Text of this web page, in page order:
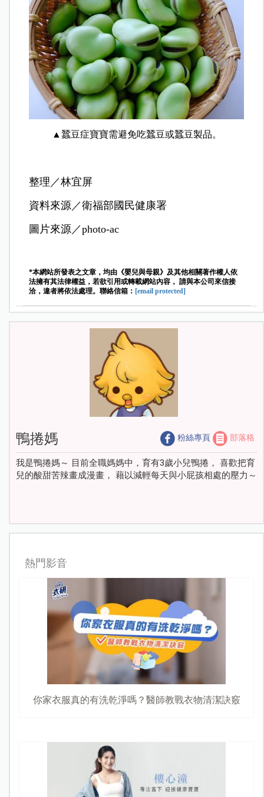
▲蠶豆症寶寶需避免吃蠶豆或蠶豆製品。
整理／林宜屏
資料來源／衛福部國民健康署
圖片來源／photo-ac
*本網站所發表之文章，均由《嬰兒與母親》及其他相關著作權人依
法擁有其法律權益，若欲引用或轉載網站內容， 請與本公司來信接
洽，違者將依法處理。聯絡信箱： [email protected]
鴨捲媽 粉絲專頁 部落格
我是鴨捲媽～ 目前全職媽媽中，育有3歲小兒鴨捲， 喜歡把育
兒的酸甜苦辣畫成漫畫， 藉以減輕每天與小屁孩相處的壓力～
熱門影音
你家衣服真的有洗乾淨嗎？醫師教戰衣物清潔訣竅